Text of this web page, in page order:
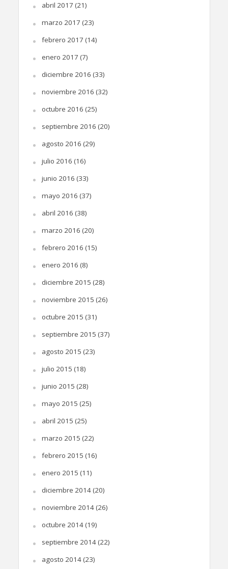
abril 2017 (21)
marzo 2017 (23)
febrero 2017 (14)
enero 2017 (7)
diciembre 2016 (33)
noviembre 2016 (32)
octubre 2016 (25)
septiembre 2016 (20)
agosto 2016 (29)
julio 2016 (16)
junio 2016 (33)
mayo 2016 (37)
abril 2016 (38)
marzo 2016 (20)
febrero 2016 (15)
enero 2016 (8)
diciembre 2015 (28)
noviembre 2015 (26)
octubre 2015 (31)
septiembre 2015 (37)
agosto 2015 (23)
julio 2015 (18)
junio 2015 (28)
mayo 2015 (25)
abril 2015 (25)
marzo 2015 (22)
febrero 2015 (16)
enero 2015 (11)
diciembre 2014(20)
noviembre 2014(26)
octubre 2014(19)
septiembre 2014(22)
agosto 2014(23)